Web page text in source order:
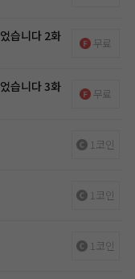
습니다 2화 무료
습니다 3화 무료
1코인
1코인
1코인